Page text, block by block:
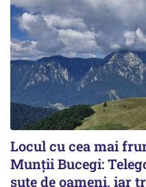
Locul cu cea mai
Munții Bucegi:
sute de oameni, iar